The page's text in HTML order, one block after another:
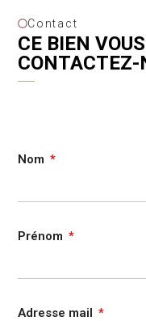
Contact
CE BIEN
CONTACTEZ-
Nom
Prénom
Adresse mail